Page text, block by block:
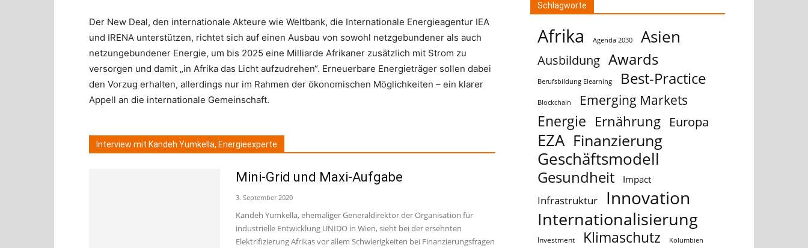
Der New Deal, den internationale Akteure wie Weltbank, die Internationale Energieagentur IEA
und IRENA unterstützen, richtet sich auf einen Ausbau von sowohl netzgebundener als auch
netzungebundener Energie, um bis 2025 eine Milliarde Afrikaner zusätzlich mit Strom zu
versorgen und damit „in Afrika das Licht aufzudrehen“. Erneuerbare Energieträger sollen dabei
den Vorzug erhalten, allerdings nur im Rahmen der ökonomischen Möglichkeiten – ein klarer
Appell an die internationale Gemeinschaft.
Interview mit Kandeh Yumkella, Energieexperte
Mini-Grid und Maxi-Aufgabe
3. September 2020
Kandeh Yumkella, ehemaliger Generaldirektor der Organisation für
industrielle Entwicklung UNIDO in Wien, sieht bei der ersehnten
Elektrifizierung Afrikas vor allem Schwierigkeiten bei Finanzierungsfragen
Schlagworte
Afrika Agenda 2030 Asien
Ausbildung Awards
Berufsbildung Elearning Best-Practice
Blockchain Emerging Markets
Energie Ernährung Europa
EZA Finanzierung
Geschäftsmodell
Gesundheit Impact
Infrastruktur Innovation
Internationalisierung
Investment Klimaschutz Kolumbien